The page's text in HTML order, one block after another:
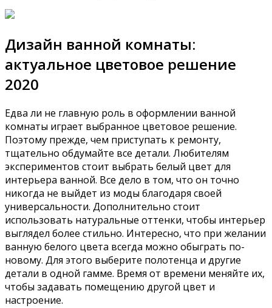
Дизайн ванной комнаты:
актуальное цветовое решение
2020
Едва ли не главную роль в оформлении ванной
комнаты играет выбранное цветовое решение.
Поэтому прежде, чем приступать к ремонту,
тщательно обдумайте все детали. Любителям
экспериментов стоит выбрать белый цвет для
интерьера ванной. Все дело в том, что он точно
никогда не выйдет из моды благодаря своей
универсальности. Дополнительно стоит
использовать натуральные оттенки, чтобы интерьер
выглядел более стильно. Интересно, что при желании
ванную белого цвета всегда можно обыграть по-
новому. Для этого выберите полотенца и другие
детали в одной гамме. Время от времени меняйте их,
чтобы задавать помещению другой цвет и
настроение.